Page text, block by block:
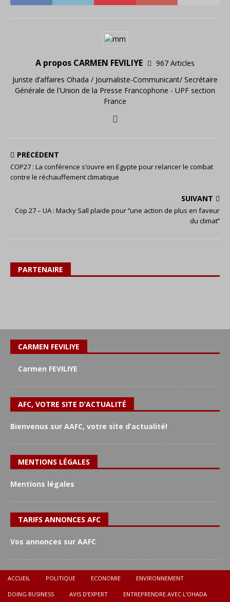
A propos CARMEN FEVILIYE
967 Articles
Juriste d’affaires Ohada / Journaliste-Communicant/ Secrétaire
Générale de l'Union de la Presse Francophone - UPF section
France
PRÉCÉDENT
COP27 : La conférence s’ouvre en Egypte pour relancer le combat
contre le réchauffement climatique
SUIVANT
Cop 27 – UA : Macky Sall plaide pour ‘’une action de plus en faveur
du climat’’
PARTENAIRE
CARMEN FEVILIYE
Carmen FEVILIYE
AFC, VOTRE SITE D’ACTUALITÉ
Bienvenus sur AAFC, votre site d’actualité!
MENTIONS LÉGALES
Mentions légales
TARIFS ANNONCES AFC
Vos annonces sur AAFC
ACCUEIL POLITIQUE ECONOMIE ENVIRONNEMENT
DOING BUSINESS AVIS D’EXPERT ENTREPRENDRE AVEC L’OHADA